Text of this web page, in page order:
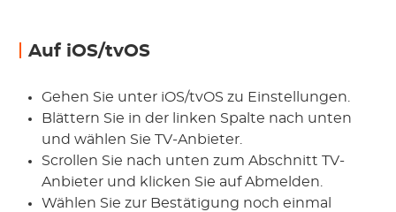
Auf iOS/tvOS
Gehen Sie unter iOS/tvOS zu Einstellungen.
Blättern Sie in der linken Spalte nach unten
und wählen Sie TV-Anbieter.
Scrollen Sie nach unten zum Abschnitt TV-
Anbieter und klicken Sie auf Abmelden.
Wählen Sie zur Bestätigung noch einmal